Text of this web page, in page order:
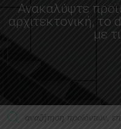
Ανακαλύψτε
αρχιτεκτονική, το
με